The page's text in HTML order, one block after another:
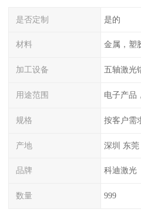
是否定制 是的
材料 金属，塑
加工设备 五轴激光
用途范围 电子产品
规格 按客户需
产地 深圳 东莞
品牌 科迪激光
数量 999